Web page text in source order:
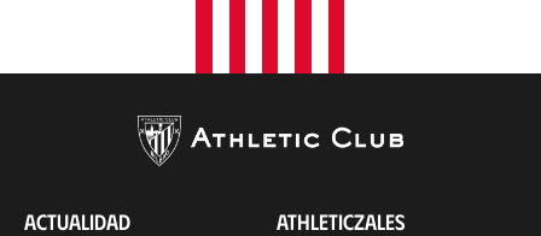
ACTUALIDAD ATHLETICZALES